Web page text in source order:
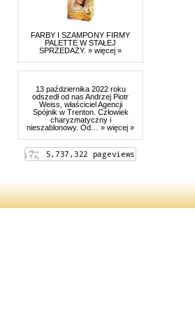
FARBY I SZAMPONY FIRMY
PALETTE W STAŁEJ
SPRZEDAŻY. » więcej »
13 października 2022 roku
odszedł od nas Andrzej Piotr
Weiss, właściciel Agencji
Spójnik w Trenton. Człowiek
charyzmatyczny i
nieszablonowy. Od… » więcej »